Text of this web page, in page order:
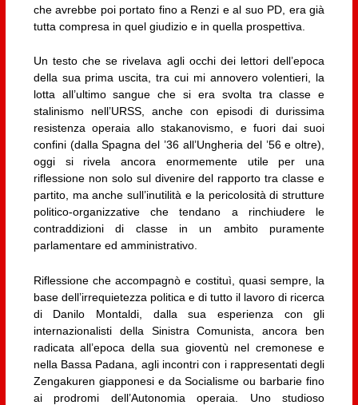
che avrebbe poi portato fino a Renzi e al suo PD, era già
tutta compresa in quel giudizio e in quella prospettiva.
Un testo che se rivelava agli occhi dei lettori dell’epoca
della sua prima uscita, tra cui mi annovero volentieri, la
lotta all’ultimo sangue che si era svolta tra classe e
stalinismo nell’URSS, anche con episodi di durissima
resistenza operaia allo stakanovismo, e fuori dai suoi
confini (dalla Spagna del ’36 all’Ungheria del ’56 e oltre),
oggi si rivela ancora enormemente utile per una
riflessione non solo sul divenire del rapporto tra classe e
partito, ma anche sull’inutilità e la pericolosità di strutture
politico-organizzative che tendano a rinchiudere le
contraddizioni di classe in un ambito puramente
parlamentare ed amministrativo.
Riflessione che accompagnò e costituì, quasi sempre, la
base dell’irrequietezza politica e di tutto il lavoro di ricerca
di Danilo Montaldi, dalla sua esperienza con gli
internazionalisti della Sinistra Comunista, ancora ben
radicata all’epoca della sua gioventù nel cremonese e
nella Bassa Padana, agli incontri con i rappresentati degli
Zengakuren giapponesi e da Socialisme ou barbarie fino
ai prodromi dell’Autonomia operaia. Uno studioso